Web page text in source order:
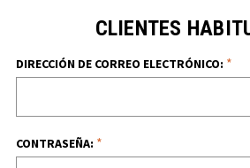
CLIENTES
DIRECCIÓN DE CORREO ELECTRÓNICO: *
CONTRASEÑA: *